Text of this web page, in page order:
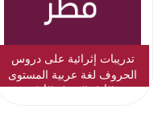
تدريبات إثرائية على دروس
الحروف لغة عربية المستوى